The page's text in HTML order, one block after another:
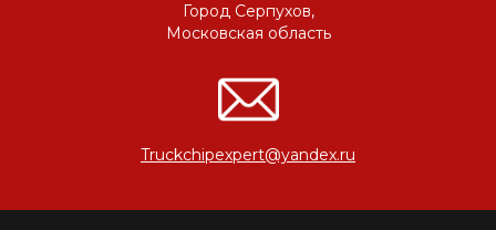
Truckchipexpert@yandex.ru
Город Серпухов,
Московская область